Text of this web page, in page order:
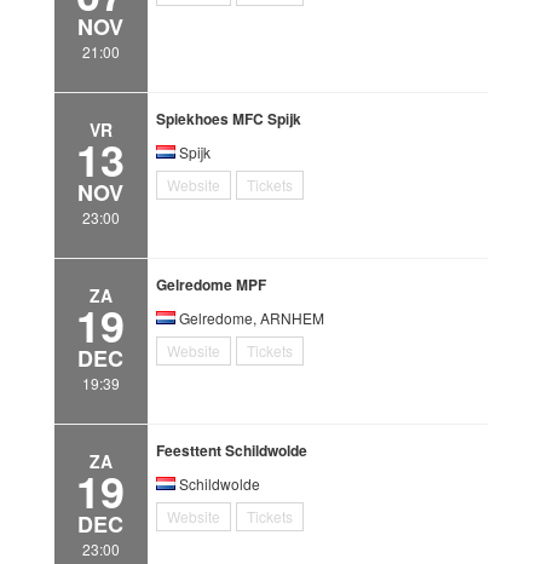
NOV
21:00
VR
13
NOV
23:00
Spiekhoes MFC Spijk
Spijk
Website
Tickets
ZA
19
DEC
19:39
Gelredome MPF
Gelredome, ARNHEM
Website
Tickets
ZA
19
DEC
23:00
Feesttent Schildwolde
Schildwolde
Website
Tickets